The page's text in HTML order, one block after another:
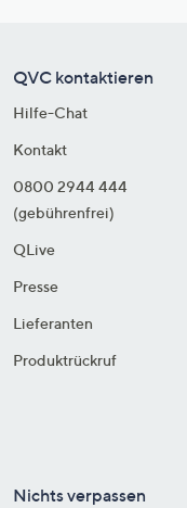
QVC kontaktieren
Hilfe-Chat
Kontakt
0800 2944 444
(gebührenfrei)
QLive
Presse
Lieferanten
Produktrückruf
Nichts verpassen